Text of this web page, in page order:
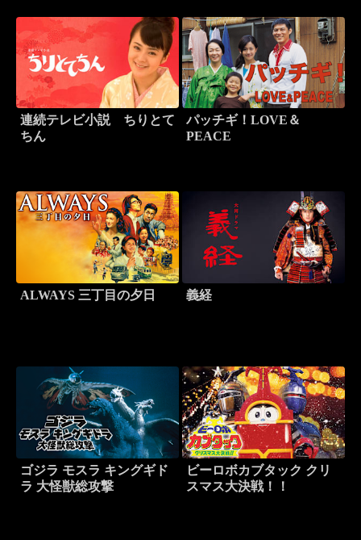
連続テレビ小説 ちりとて
ちん
パッチギ！LOVE＆
PEACE
ALWAYS 三丁目の夕日 義経
ゴジラ モスラ キングギド
ラ 大怪獣総攻撃
ビーロボカブタック クリ
スマス大決戦！！